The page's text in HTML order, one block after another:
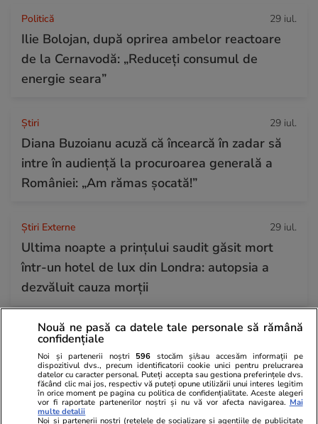
Politică 29 iul.
Ilie Bolojan, după oprirea ambelor reactoare
de la Cernavodă: „Reduceți consumul de
energie seara”
Ştiri 29 iul.
Diana Buzoianu acuză că încearcă în zadar să
intre în audiență la procuroarea generală a
României: „Am rămas șocată!”
Știri Externe 29 iul.
Ultima noapte a prințului saudit găsit mort
într-un hotel de lux din Londra: autopsia a
dezvăluit cauza morții
Horoscop 29 iul.
Horoscop 30 iulie 2026. Tauriii se interesează
mai puțin ce se discută în spatele ușilor
închise, gestionează mai bine orice sursă de
stres
Nouă ne pasă ca datele tale personale să rămână
confidențiale
Noi și partenerii noștri 596 stocăm și/sau accesăm informații pe
dispozitivul dvs., precum identificatorii cookie unici pentru prelucrarea
datelor cu caracter personal. Puteți accepta sau gestiona preferințele dvs.
făcând clic mai jos, respectiv vă puteți opune utilizării unui interes legitim
în orice moment pe pagina cu politica de confidențialitate. Aceste alegeri
vor fi raportate partenerilor noștri și nu vă vor afecta navigarea. Mai
multe detalii
Noi si partenerii nostri (retelele de socializare si agentiile de publicitate